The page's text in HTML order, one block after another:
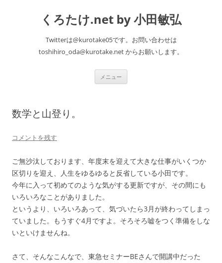
くろたけ.net by 小田敏弘
Twitterは@kurotake05です。お問い合わせは
toshihiro_oda@kurotake.net からお願いします。
メニュー
数学と山登り。
コメントを残す
ご無沙汰しております、年度末を迎えて大きな仕事がいくつか
区切りを迎え、人生をゆるゆると反省している小田です。
今年に入って初めてのような気がする更新ですが、その間にも
いろいろなことがありました。
というより、いろいろあって、気づいたら3月が終わってしまっ
ていました。もうすぐ4月ですよ。そろそろ嘘をつく準備をしな
いといけませんね。
さて、そんなこんなで、東急セミナーBEさんで開講中だった